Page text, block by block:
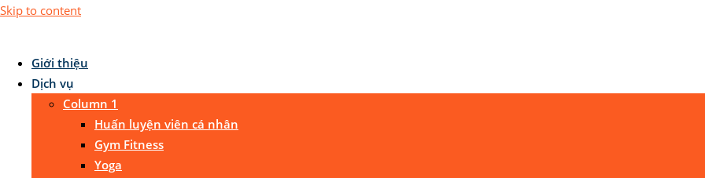
Skip to content
Giới thiệu
Dịch vụ
Column 1
Huấn luyện viên cá nhân
Gym Fitness
Yoga